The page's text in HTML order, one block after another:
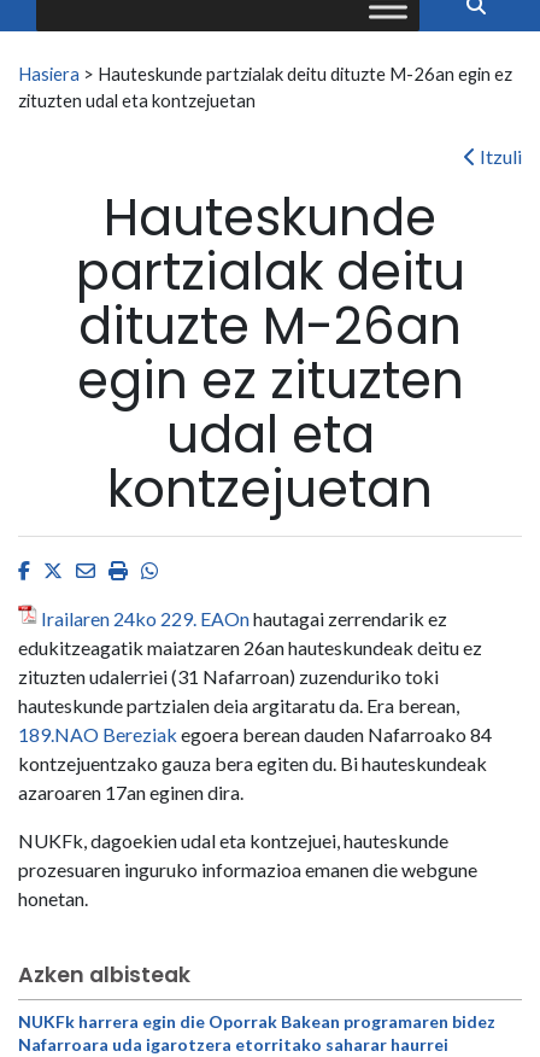
Search for:
Hasiera > Hauteskunde partzialak deitu dituzte M-26an egin ez
zituzten udal eta kontzejuetan
Itzuli
Hauteskunde
partzialak deitu
dituzte M-26an
egin ez zituzten
udal eta
kontzejuetan
Facebook
Twitter
EmailImprimirWhatsapp
Irailaren 24ko 229. EAOnhautagai zerrendarik ez
edukitzeagatik maiatzaren 26an hauteskundeak deitu ez
zituzten udalerriei (31 Nafarroan) zuzenduriko toki
hauteskunde partzialen deia argitaratu da. Era berean,
189.NAO Bereziak egoera berean dauden Nafarroako 84
kontzejuentzako gauza bera egiten du. Bi hauteskundeak
azaroaren 17an eginen dira.
NUKFk, dagoekien udal eta kontzejuei, hauteskunde
prozesuaren inguruko informazioa emanen die webgune
honetan.
Azken albisteak
NUKFk harrera egin die Oporrak Bakean programaren bidez
Nafarroara uda igarotzera etorritako saharar haurrei